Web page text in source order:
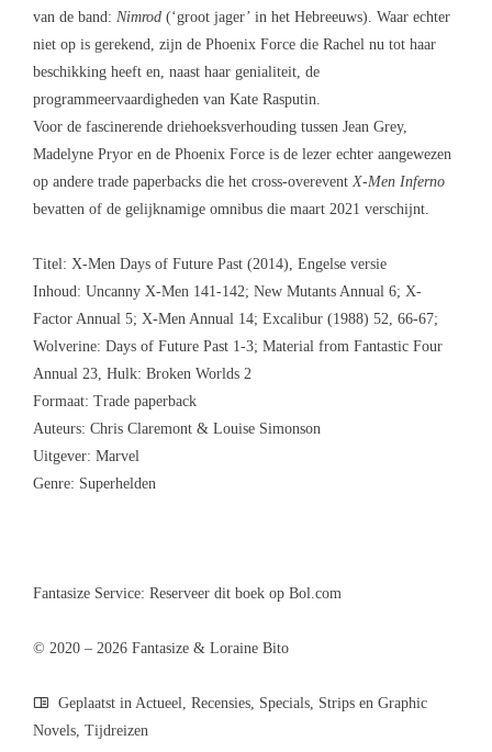
van de band: Nimrod (‘groot jager’ in het Hebreeuws). Waar echter
niet op is gerekend, zijn de Phoenix Force die Rachel nu tot haar
beschikking heeft en, naast haar genialiteit, de
programmeervaardigheden van Kate Rasputin.
Voor de fascinerende driehoeksverhouding tussen Jean Grey,
Madelyne Pryor en de Phoenix Force is de lezer echter aangewezen
op andere trade paperbacks die het cross-overevent X-Men Inferno
bevatten of de gelijknamige omnibus die maart 2021 verschijnt.
Titel: X-Men Days of Future Past (2014), Engelse versie
Inhoud: Uncanny X-Men 141-142; New Mutants Annual 6; X-
Factor Annual 5; X-Men Annual 14; Excalibur (1988) 52, 66-67;
Wolverine: Days of Future Past 1-3; Material from Fantastic Four
Annual 23, Hulk: Broken Worlds 2
Formaat: Trade paperback
Auteurs: Chris Claremont & Louise Simonson
Uitgever: Marvel
Genre: Superhelden
Fantasize Service: Reserveer dit boek op Bol.com
© 2020 – 2026 Fantasize & Loraine Bito
Geplaatst in Actueel Recensies Specials Strips en Graphic
Novels Tijdreizen